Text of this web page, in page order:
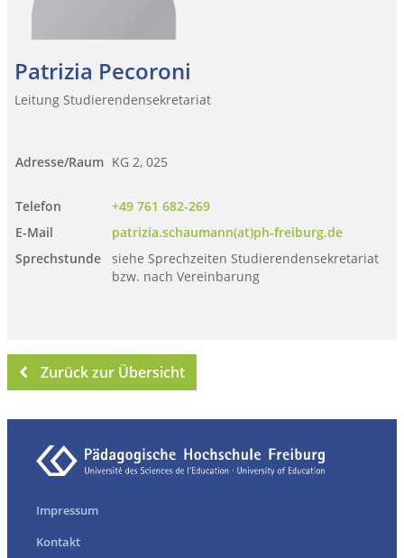
Patrizia Pecoroni
Leitung Studierendensekretariat
Adresse/Raum KG 2, 025
Telefon
+49 761 682-269
E-Mail
patrizia.schaumann(at)ph-freiburg.de
Sprechstunde
siehe Sprechzeiten Studierendensekretariat
bzw. nach Vereinbarung
Zurück zur Übersicht
Impressum
Kontakt